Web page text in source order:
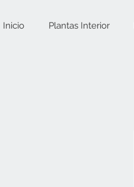
Inicio Plantas Interior